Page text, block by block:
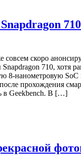
скоро
710, хотя
8-нанометровую SoC
прохождения
в Geekbench. В […]